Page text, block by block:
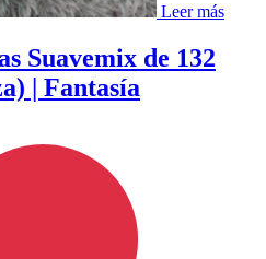
Leer más
Suavemix de 132
| Fantasía